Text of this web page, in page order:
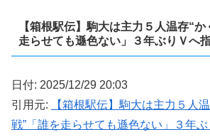
【箱根駅伝】駒大は主力５人温存“
走らせても遜色ない」３年ぶりＶへ
日付: 2025/12/29 20:03
引用元:
【箱根駅伝】駒大は主力５人
戦”「誰を走らせても遜色ない」３年